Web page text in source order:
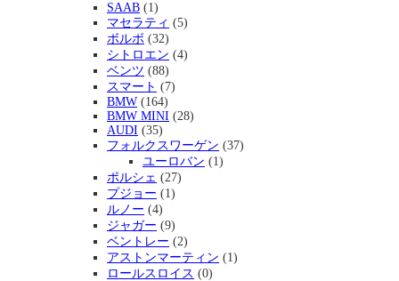
SAAB (1)
マセラティ (5)
ボルボ (32)
シトロエン (4)
ベンツ (88)
スマート (7)
BMW (164)
BMW MINI (28)
AUDI (35)
フォルクスワーゲン (37)
ユーロバン (1)
ポルシェ (27)
プジョー (1)
ルノー (4)
ジャガー (9)
ベントレー (2)
アストンマーティン (1)
ロールスロイス (0)